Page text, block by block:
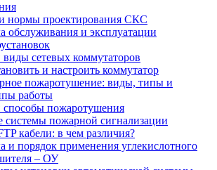
нормы проектирования СКС
обслуживания и эксплуатации
сетевых коммутаторов
и настроить коммутатор
пожаротушение: виды, типы и
работы
пожаротушения
пожарной сигнализации
кабели: в чем различия?
и порядок применения углекислотного
– ОУ